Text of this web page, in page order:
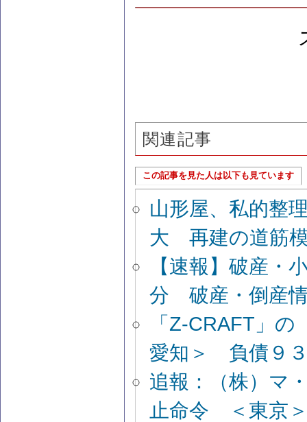
関連記事
この記事を見た人は以下も見ています
山形屋、私的整
大 再建の道筋
【速報】破産
分 破産・倒産
「Z-CRAFT」
愛知＞ 負債９
追報：（株）マ
止命令 ＜東京